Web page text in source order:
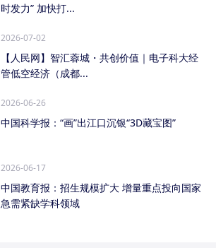
时发力” 加快打...
2026-07-02
【人民网】智汇蓉城・共创价值｜电子科大经
管低空经济（成都...
2026-06-26
中国科学报：“画”出江口沉银“3D藏宝图”
2026-06-17
中国教育报：招生规模扩大 增量重点投向国家
急需紧缺学科领域